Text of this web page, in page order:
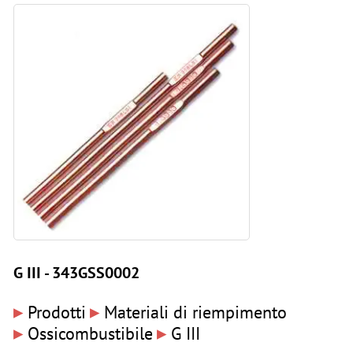
G III - 343GSS0002
▸ Prodotti ▸ Materiali di riempimento
▸ Ossicombustibile ▸ G III